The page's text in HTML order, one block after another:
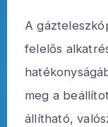
A
felelős
meg a
állítható,